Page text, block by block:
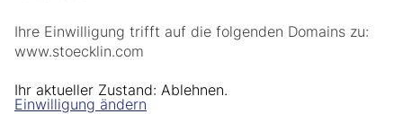
Ihre Einwilligung trifft auf die folgenden Domains zu:
www.stoecklin.com
Ihr aktueller Zustand: Ablehnen.
Einwilligung ändern